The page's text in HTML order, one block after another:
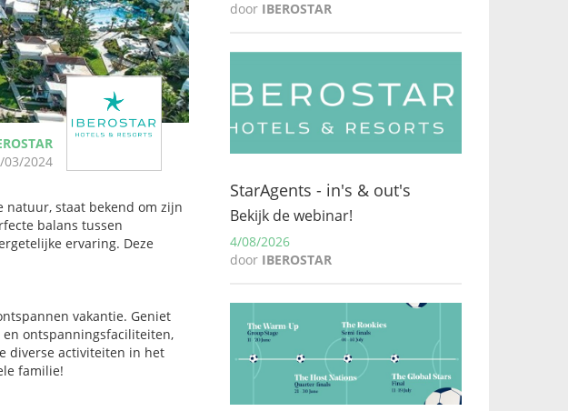
03/2024
natuur, staat bekend om zijn
balans tussen
ervaring. Deze
vakantie. Geniet
en ontspanningsfaciliteiten,
diverse activiteiten in het
familie!
door IBEROSTAR
StarAgents - in's & out's
Bekijk de webinar!
4/08/2026
door IBEROSTAR